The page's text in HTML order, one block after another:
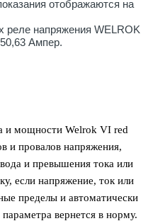
отображаются на
реле напряжения WELROK
Ампер.
и мощности Welrok VI red
и провалов напряжения,
и превышения тока или
если напряжение, ток или
пределы и автоматически
параметра вернется в норму.